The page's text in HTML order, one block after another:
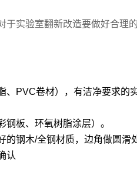
实验室翻新改造要做好合理
、PVC卷材），有洁净要求的
板、环氧树脂涂层）。
钢木/全钢材质，边角做圆滑
认